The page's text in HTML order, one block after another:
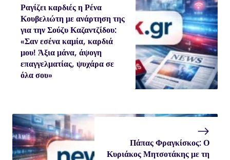
Ραγίζει καρδιές η Ρένα
Κουβελιώτη με ανάρτηση της
για την Σούζυ Καζαντζίδου:
«Σαν εσένα καμία, καρδιά
μου! Άξια μάνα, άψογη
επαγγελματίας, ψυχάρα σε
όλα σου»
Πάπας Φραγκίσκος: Ο
Κυριάκος Μητσοτάκης με τη